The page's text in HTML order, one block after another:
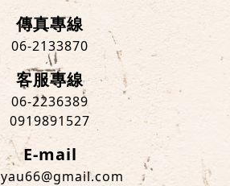
傳真專線
06-2133870
客服專線
06-2236389
0919891527
E-mail